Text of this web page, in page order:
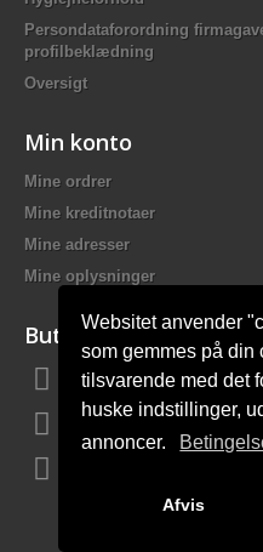
Websitet anvender
som gemmes på din
tilsvarende med det
huske indstillinger,
annoncer.
Afvis
Persondataforordning
profilbeklædning
Oversigt
Min konto
Mine ordrer
Mine kreditnotaer
Mine adresser
Mine oplysninger
Butiksinformation
Bach Promotion,
81 44 12 12